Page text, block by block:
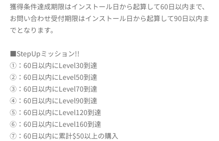
獲得条件達成期限はインストール日から起算して60日以内まで、
お問い合わせ受付期限はインストール日から起算して90日以内ま
でとなります。
■StepUpミッション!!
①：60日以内にLevel30到達
②：60日以内にLevel50到達
③：60日以内にLevel70到達
④：60日以内にLevel90到達
⑤：60日以内にLevel120到達
⑥：60日以内にLevel160到達
⑦：60日以内に累計$50以上の購入